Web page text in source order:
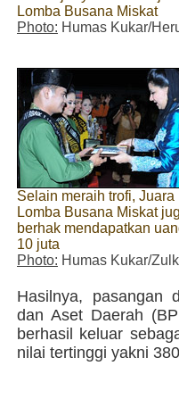
Lomba Busana Miskat
Photo: Humas Kukar/
Selain meraih trofi, Juara
Lomba Busana Miskat
berhak mendapatkan
10 juta
Photo: Humas Kukar/
Hasilnya, pasangan
dan Aset Daerah
berhasil keluar
nilai tertinggi yakni